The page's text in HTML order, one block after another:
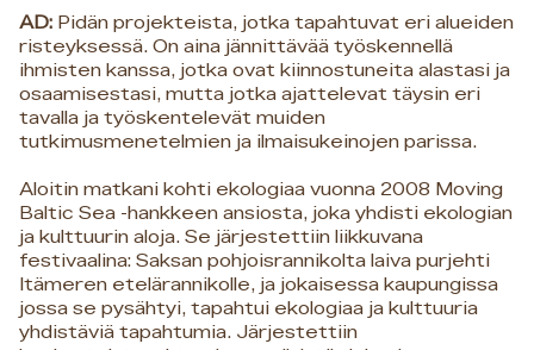
AD: Pidän projekteista, jotka tapahtuvat eri alueiden
risteyksessä. On aina jännittävää työskennellä
ihmisten kanssa, jotka ovat kiinnostuneita alastasi ja
osaamisestasi, mutta jotka ajattelevat täysin eri
tavalla ja työskentelevät muiden
tutkimusmenetelmien ja ilmaisukeinojen parissa.
Aloitin matkani kohti ekologiaa vuonna 2008 Moving
Baltic Sea -hankkeen ansiosta, joka yhdisti ekologian
ja kulttuurin aloja. Se järjestettiin liikkuvana
festivaalina: Saksan pohjoisrannikolta laiva purjehti
Itämeren etelärannikolle, ja jokaisessa kaupungissa
jossa se pysähtyi, tapahtui ekologiaa ja kulttuuria
yhdistäviä tapahtumia. Järjestettiin